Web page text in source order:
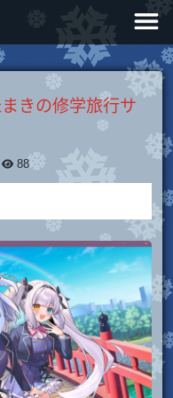
きの修学旅行サ
88